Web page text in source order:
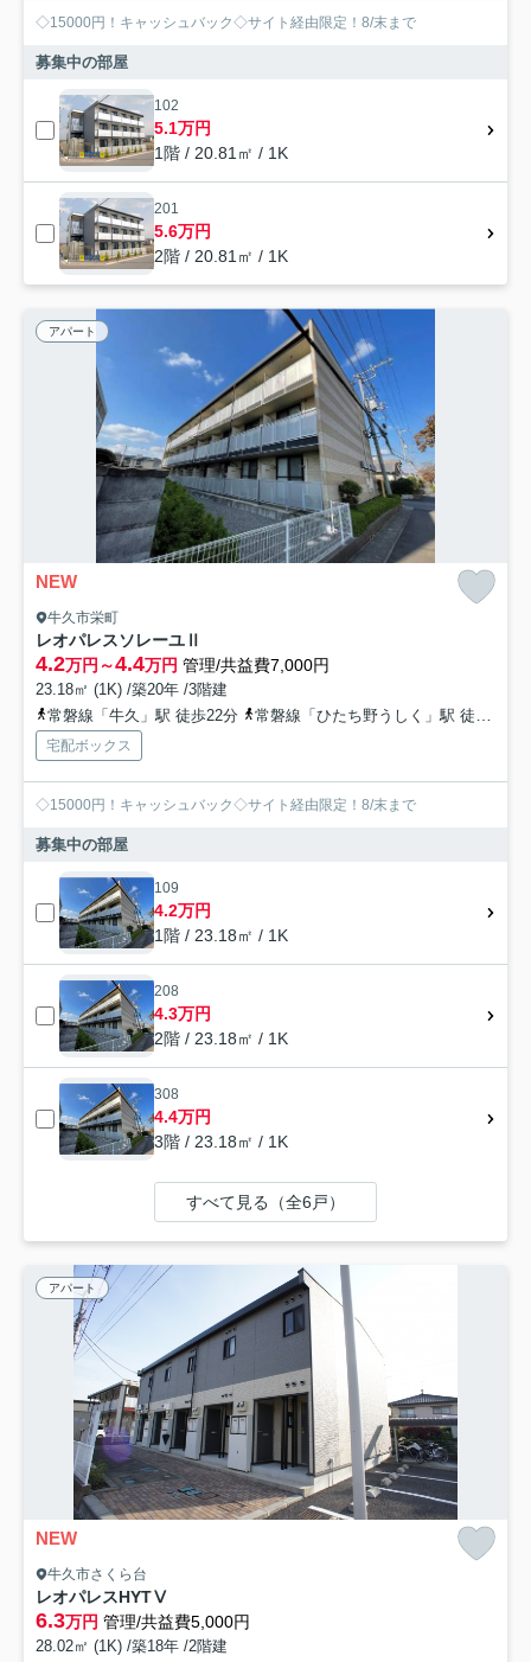
◇15000円！キャッシュバック◇サイト経由限定！8/末まで
募集中の部屋
102
5.1万円
1階 / 20.81㎡ / 1K
201
5.6万円
2階 / 20.81㎡ / 1K
アパート
NEW
牛久市栄町
レオパレスソレーユⅡ
4.2万円～4.4万円 管理/共益費7,000円
23.18㎡ (1K) /築20年 /3階建
常磐線「牛久」駅 徒歩22分
常磐線「ひたち野うしく」駅 徒歩34分
宅配ボックス
◇15000円！キャッシュバック◇サイト経由限定！8/末まで
募集中の部屋
109
4.2万円
1階 / 23.18㎡ / 1K
208
4.3万円
2階 / 23.18㎡ / 1K
308
4.4万円
3階 / 23.18㎡ / 1K
すべて見る（全6戸）
アパート
NEW
牛久市さくら台
レオパレスHYTⅤ
6.3万円 管理/共益費5,000円
28.02㎡ (1K) /築18年 /2階建